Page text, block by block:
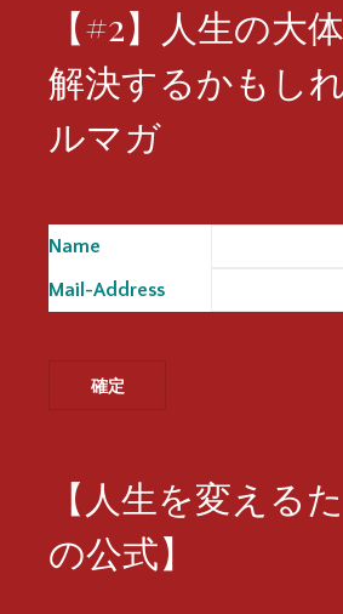
【#2】人生の大
解決するかもし
ルマガ
Name
Mail-Address
【人生を変える
の公式】